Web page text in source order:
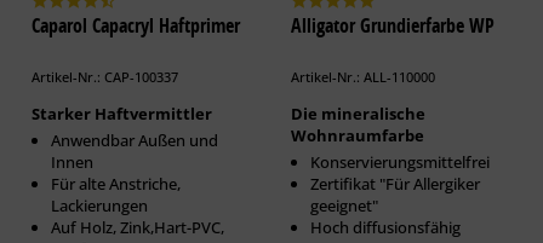
Caparol Capacryl Haftprimer
Artikel-Nr.: CAP-100337
Starker Haftvermittler
Anwendbar Außen und
Innen
Für alte Anstriche,
Lackierungen
Auf Holz, Zink,Hart-PVC,
Alligator Grundierfarbe WP
Artikel-Nr.: ALL-110000
Die mineralische
Wohnraumfarbe
Konservierungsmittelfrei
Zertifikat "Für Allergiker
geeignet"
Hoch diffusionsfähig